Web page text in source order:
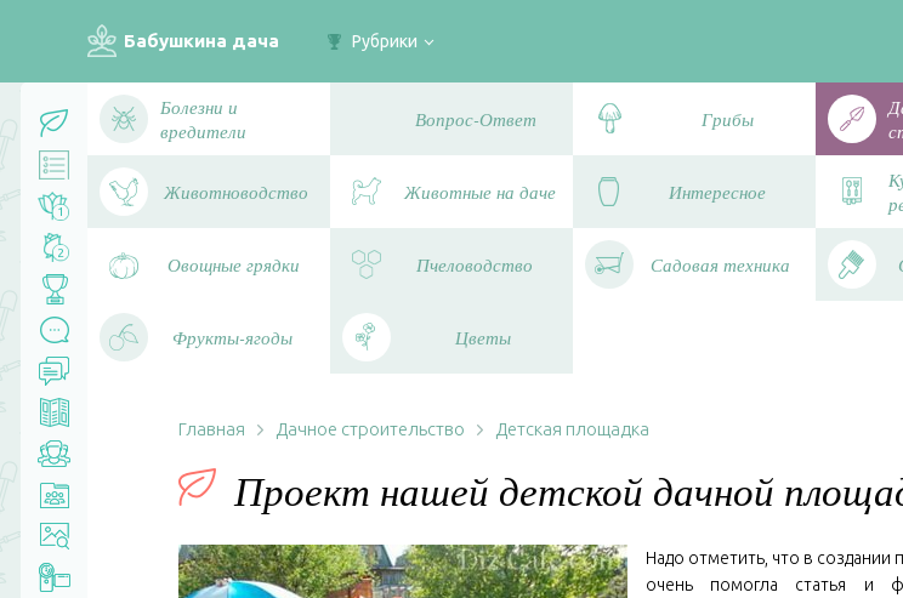
Бабушкина дача Рубрики
1
2
Болезни и
вредители
Вопрос-Ответ Грибы
Животноводство Животные на даче Интересное
Овощные грядки Пчеловодство Садовая техника
Фрукты-ягоды Цветы
Главная Дачное строительство Детская площадка
Проект нашей детской дачной
Надо отметить, что в создании
очень помогла статья и